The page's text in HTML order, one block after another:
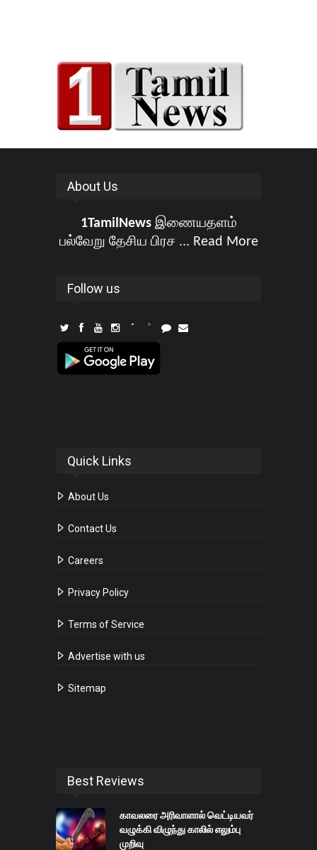
About Us
1TamilNewsஇணையதளம்
பல்வேறு தேசிய பிரச ... Read More
Follow us
Quick Links
About Us
Contact Us
Careers
Privacy Policy
Terms of Service
Advertise with us
Sitemap
Best Reviews
காவலரை அரிவாளால் வெட்டியவர்
வழுக்கி விழுந்து காலில் எலும்பு
முறிவு